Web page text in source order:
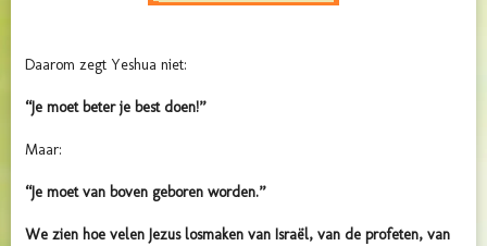
Daarom zegt Yeshua niet:
“Je moet beter je best doen!”
Maar:
“Je moet van boven geboren worden.”
We zien hoe velen Jezus losmaken van Israël, van de profeten, van